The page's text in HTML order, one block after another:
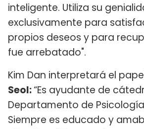
inteligente. Utiliza su
exclusivamente para
propios deseos y para
fue arrebatado".
Kim Dan interpretará el
Seol:“Es ayudante de
Departamento de
Siempre es educado y